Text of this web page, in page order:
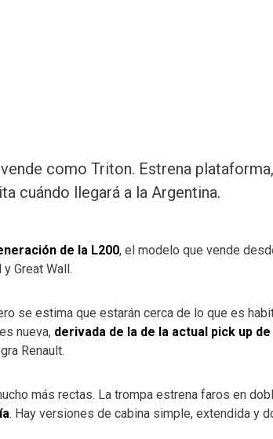
como Triton. Estrena
cuándo llegará a la Argentina.
de la L200, el modelo que vende
Great Wall.
se estima que estarán cerca de lo que es
nueva, derivada de la de la actual pick up
Renault.
más rectas. La trompa estrena faros en
. Hay versiones de cabina simple, extendida y